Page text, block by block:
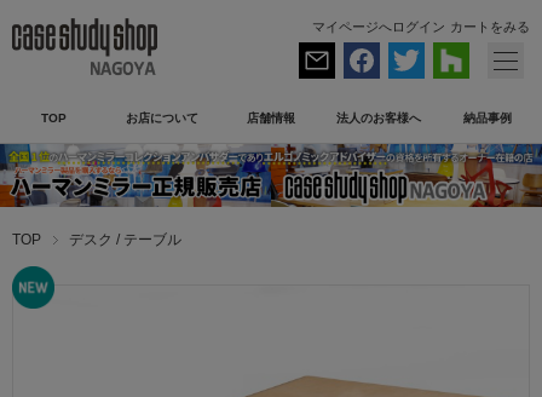
マイページへログイン カートをみる
TOP お店について 店舗情報 法人のお客様へ 納品事例
TOP デスク / テーブル